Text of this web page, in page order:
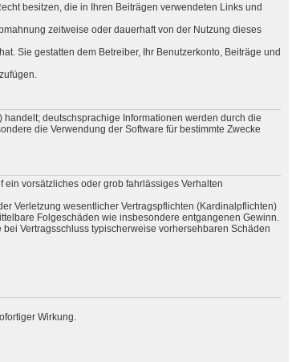
besitzen, die in Ihren Beiträgen verwendeten Links und
zeitweise oder dauerhaft von der Nutzung dieses
Sie gestatten dem Betreiber, Ihr Benutzerkonto, Beiträge und
deutschsprachige Informationen werden durch die
die Verwendung der Software für bestimmte Zwecke
vorsätzliches oder grob fahrlässiges Verhalten
Verletzung wesentlicher Vertragspflichten (Kardinalpflichten)
Folgeschäden wie insbesondere entgangenen Gewinn.
Vertragsschluss typischerweise vorhersehbaren Schäden
Wirkung.